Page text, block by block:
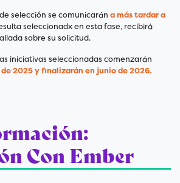
selección se comunicarán a más tardar a
seleccionadx en esta fase, recibirá
sobre su solicitud.
iniciativas seleccionadas comenzarán
2025 y finalizarán en junio de 2026.
Con Ember